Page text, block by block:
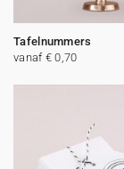
Tafelnummers
vanaf € 0,70